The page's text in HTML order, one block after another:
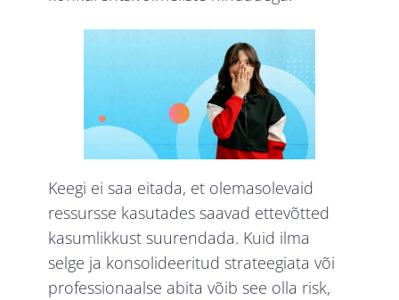
Keegi ei saa eitada, et olemasolevaid
ressursse kasutades saavad ettevõtted
kasumlikkust suurendada. Kuid ilma
selge ja konsolideeritud strateegiata või
professionaalse abita võib see olla risk,